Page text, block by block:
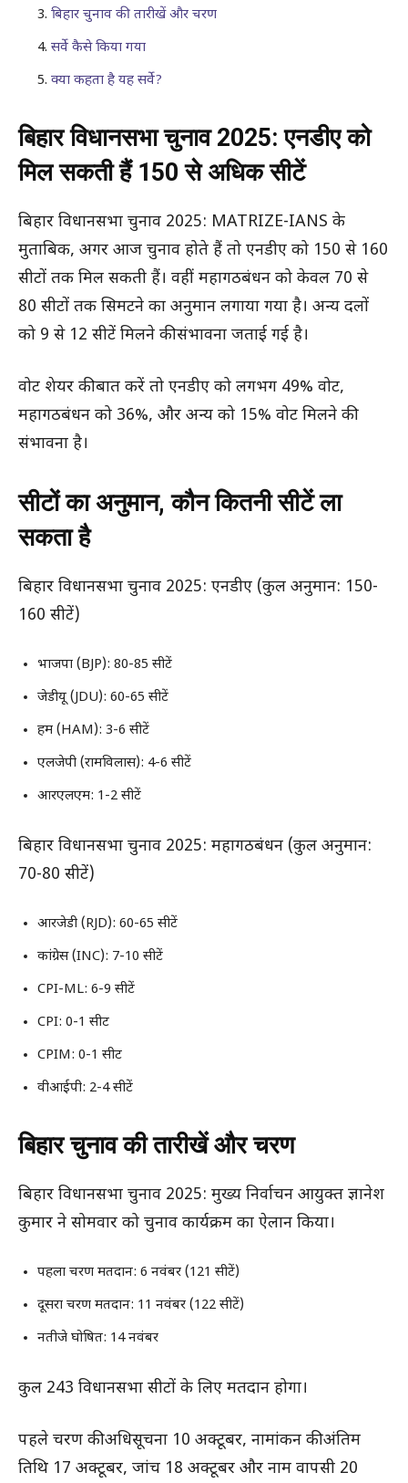
बिहार चुनाव की तारीखें और चरण
सर्वे कैसे किया गया
क्या कहता है यह सर्वे?
बिहार विधानसभा चुनाव 2025: एनडीए को
मिल सकती हैं 150 से अधिक सीटें
बिहार विधानसभा चुनाव 2025: MATRIZE-IANS के
मुताबिक, अगर आज चुनाव होते हैं तो एनडीए को 150 से 160
सीटों तक मिल सकती हैं। वहीं महागठबंधन को केवल 70 से
80 सीटों तक सिमटने का अनुमान लगाया गया है। अन्य दलों
को 9 से 12 सीटें मिलने की संभावना जताई गई है।
वोट शेयर की बात करें तो एनडीए को लगभग 49% वोट,
महागठबंधन को 36%, और अन्य को 15% वोट मिलने की
संभावना है।
सीटों का अनुमान, कौन कितनी सीटें ला
सकता है
बिहार विधानसभा चुनाव 2025: एनडीए (कुल अनुमान: 150-
160 सीटें)
भाजपा (BJP): 80-85 सीटें
जेडीयू (JDU): 60-65 सीटें
हम (HAM): 3-6 सीटें
एलजेपी (रामविलास): 4-6 सीटें
आरएलएम: 1-2 सीटें
बिहार विधानसभा चुनाव 2025: महागठबंधन (कुल अनुमान:
70-80 सीटें)
आरजेडी (RJD): 60-65 सीटें
कांग्रेस (INC): 7-10 सीटें
CPI-ML: 6-9 सीटें
CPI: 0-1 सीट
CPIM: 0-1 सीट
वीआईपी: 2-4 सीटें
बिहार चुनाव की तारीखें और चरण
बिहार विधानसभा चुनाव 2025: मुख्य निर्वाचन आयुक्त ज्ञानेश
कुमार ने सोमवार को चुनाव कार्यक्रम का ऐलान किया।
पहला चरण मतदान: 6 नवंबर (121 सीटें)
दूसरा चरण मतदान: 11 नवंबर (122 सीटें)
नतीजे घोषित: 14 नवंबर
कुल 243 विधानसभा सीटों के लिए मतदान होगा।
पहले चरण की अधिसूचना 10 अक्टूबर, नामांकन की अंतिम
तिथि 17 अक्टूबर, जांच 18 अक्टूबर और नाम वापसी 20